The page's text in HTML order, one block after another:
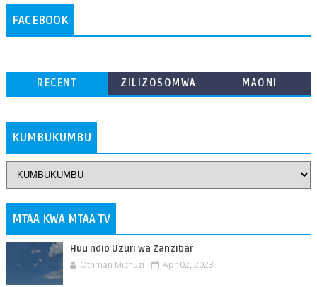
FACEBOOK
RECENT
ZILIZOSOMWA
MAONI
KUMBUKUMBU
MTAA KWA MTAA TV
Huu ndio Uzuri wa Zanzibar
Othman Michuzi Apr 02, 2023